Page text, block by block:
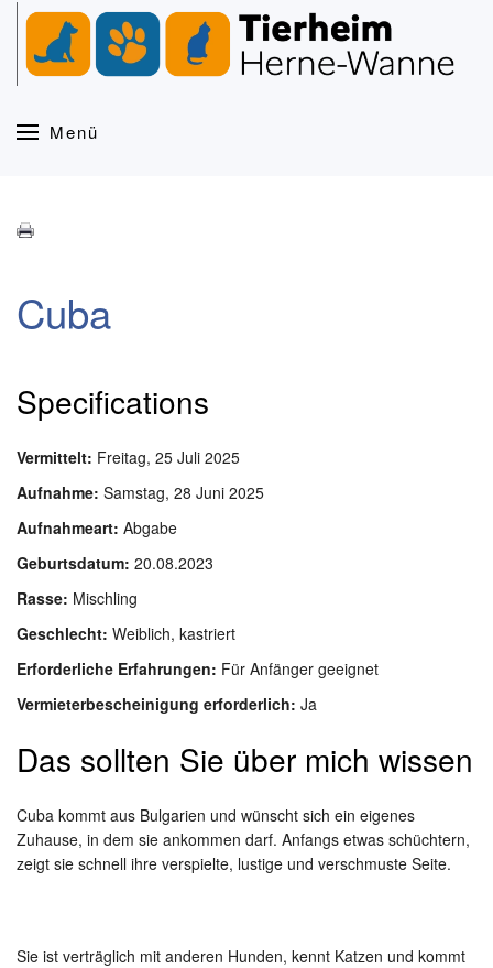
Zum Hauptinhalt springen
Menü
Cuba
Specifications
Vermittelt: Freitag, 25 Juli 2025
Aufnahme: Samstag, 28 Juni 2025
Aufnahmeart: Abgabe
Geburtsdatum: 20.08.2023
Rasse: Mischling
Geschlecht: Weiblich, kastriert
Erforderliche Erfahrungen: Für Anfänger geeignet
Vermieterbescheinigung erforderlich: Ja
Das sollten Sie über mich wissen
Cuba kommt aus Bulgarien und wünscht sich ein eigenes
Zuhause, in dem sie ankommen darf. Anfangs etwas schüchtern,
zeigt sie schnell ihre verspielte, lustige und verschmuste Seite.
Sie ist verträglich mit anderen Hunden, kennt Katzen und kommt